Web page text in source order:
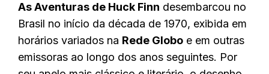
As Aventuras de Huck Finn desembarcou no
Brasil no início da década de 1970, exibida em
horários variados na Rede Globo e em outras
emissoras ao longo dos anos seguintes. Por